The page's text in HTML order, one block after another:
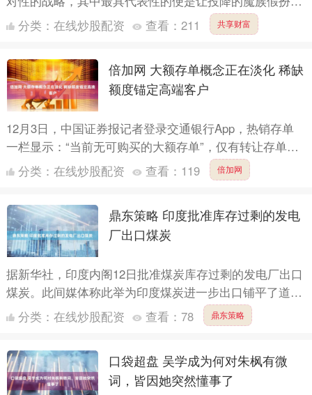
军入侵紫川家境内，以此迫使紫川家将注意力转向东线，
从而搁置进....
分类： 在线炒股配资 查看： 211 共享财富
倍加网 大额存单概念正在淡化 稀缺
额度锚定高端客户
12月3日，中国证券报记者登录交通银行App，热销存单
一栏显示：“当前无可购买的大额存单”，仅有转让存单。
邮储银行App存单产品一栏也显示：“暂无满足条件的产
品....
分类： 在线炒股配资 查看： 119 倍加网
鼎东策略 印度批准库存过剩的发电
厂出口煤炭
据新华社，印度内阁12日批准煤炭库存过剩的发电厂出口
煤炭。此间媒体称此举为印度煤炭进一步出口铺平了道
路。据报道，印度内阁当天出台的新政策规定，印度国内
拥有煤炭配....
分类： 在线炒股配资 查看： 78 鼎东策略
口袋超盘 吴学成为何对朱枫有微
词，皆因她突然懂事了